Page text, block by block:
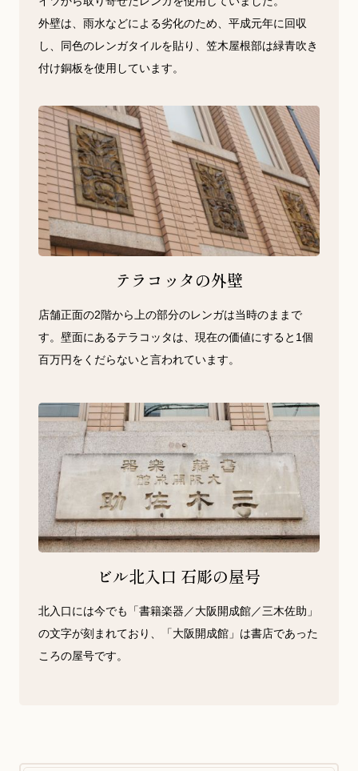
外壁は、雨水などによる劣化のため、平成元年に回収
し、同色のレンガタイルを貼り、笠木屋根部は緑青吹き
付け銅板を使用しています。
テラコッタの外壁
店舗正面の2階から上の部分のレンガは当時のままで
す。壁面にあるテラコッタは、現在の価値にすると1個
百万円をくだらないと言われています。
ビル北入口 石彫の屋号
北入口には今でも「書籍楽器／大阪開成館／三木佐助」
の文字が刻まれており、「大阪開成館」は書店であった
ころの屋号です。